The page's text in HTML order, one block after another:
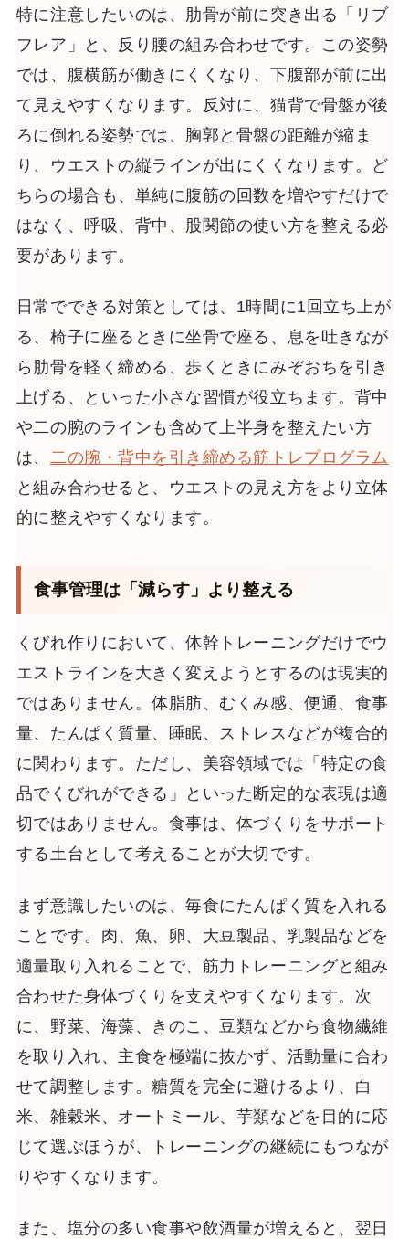
特に注意したいのは、肋骨が前に突き出る「リブ
フレア」と、反り腰の組み合わせです。この姿勢
では、腹横筋が働きにくくなり、下腹部が前に出
て見えやすくなります。反対に、猫背で骨盤が後
ろに倒れる姿勢では、胸郭と骨盤の距離が縮ま
り、ウエストの縦ラインが出にくくなります。ど
ちらの場合も、単純に腹筋の回数を増やすだけで
はなく、呼吸、背中、股関節の使い方を整える必
要があります。
日常でできる対策としては、1時間に1回立ち上が
る、椅子に座るときに坐骨で座る、息を吐きなが
ら肋骨を軽く締める、歩くときにみぞおちを引き
上げる、といった小さな習慣が役立ちます。背中
や二の腕のラインも含めて上半身を整えたい方
は、 二の腕・背中を引き締める筋トレプログラム
と組み合わせると、ウエストの見え方をより立体
的に整えやすくなります。
食事管理は「減らす」より整える
くびれ作りにおいて、体幹トレーニングだけでウ
エストラインを大きく変えようとするのは現実的
ではありません。体脂肪、むくみ感、便通、食事
量、たんぱく質量、睡眠、ストレスなどが複合的
に関わります。ただし、美容領域では「特定の食
品でくびれができる」といった断定的な表現は適
切ではありません。食事は、体づくりをサポート
する土台として考えることが大切です。
まず意識したいのは、毎食にたんぱく質を入れる
ことです。肉、魚、卵、大豆製品、乳製品などを
適量取り入れることで、筋力トレーニングと組み
合わせた身体づくりを支えやすくなります。次
に、野菜、海藻、きのこ、豆類などから食物繊維
を取り入れ、主食を極端に抜かず、活動量に合わ
せて調整します。糖質を完全に避けるより、白
米、雑穀米、オートミール、芋類などを目的に応
じて選ぶほうが、トレーニングの継続にもつなが
りやすくなります。
また、塩分の多い食事や飲酒量が増えると、翌日